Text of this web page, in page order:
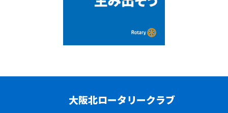
大阪北ロータリークラブ